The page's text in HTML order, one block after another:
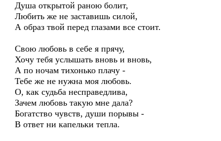
Душа открытой раною болит,
Любить же не заставишь силой,
А образ твой перед глазами все стоит.
Свою любовь в себе я прячу,
Хочу тебя услышать вновь и вновь,
А по ночам тихонько плачу -
Тебе же не нужна моя любовь.
О, как судьба несправедлива,
Зачем любовь такую мне дала?
Богатство чувств, души порывы -
В ответ ни капельки тепла.